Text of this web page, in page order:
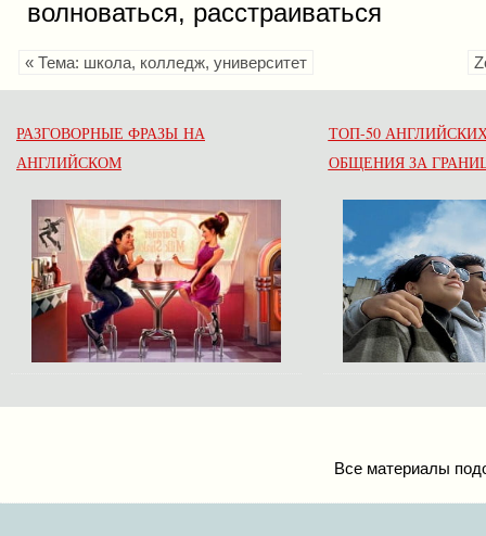
волноваться, расстраиваться
« Тема: школа, колледж, университет
РАЗГОВОРНЫЕ ФРАЗЫ НА
АНГЛИЙСКОМ
ТОП-50
ОБЩЕНИЯ ЗА
Все материалы